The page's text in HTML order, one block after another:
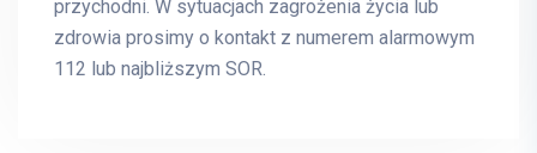
przychodni. W sytuacjach zagrożenia życia lub
zdrowia prosimy o kontakt z numerem alarmowym
112 lub najbliższym SOR.